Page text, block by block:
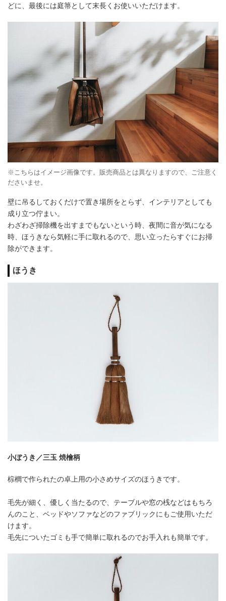
どに、最後には庭箒として末長くお使いいただけます。
※こちらはイメージ画像です。販売商品とは異なりますので、ご注意く
ださいませ。
壁に吊るしておくだけで置き場所をとらず、インテリアとしても
成り立つ佇まい。
わざわざ掃除機を出すまでもないという時、夜間に音が気になる
時、ほうきなら気軽に手に取れるので、思い立ったらすぐにお掃
除ができます。
ほうき
小ぼうき／三玉 焼檜柄
棕櫚で作られたの卓上用の小さめサイズのほうきです。
毛先が細く、優しく当たるので、テーブルや窓の桟などはもちろ
んのこと、ベッドやソファなどのファブリックにもご使用いただ
けます。
毛先についたゴミも手で簡単に取れるのでお手入れも簡単です。